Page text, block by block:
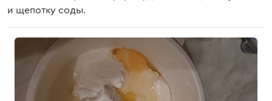
и щепотку соды.